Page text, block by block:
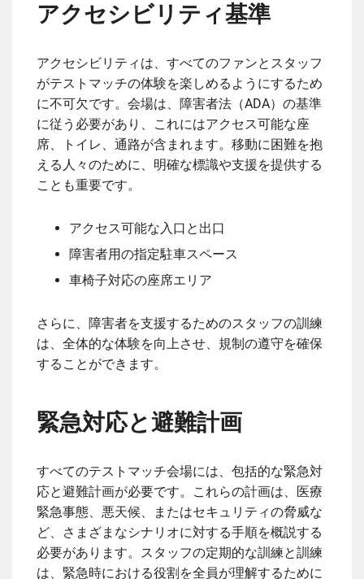
アクセシビリティ基準
アクセシビリティは、すべてのファンとスタッフ
がテストマッチの体験を楽しめるようにするため
に不可欠です。会場は、障害者法（ADA）の基準
に従う必要があり、これにはアクセス可能な座
席、トイレ、通路が含まれます。移動に困難を抱
える人々のために、明確な標識や支援を提供する
ことも重要です。
アクセス可能な入口と出口
障害者用の指定駐車スペース
車椅子対応の座席エリア
さらに、障害者を支援するためのスタッフの訓練
は、全体的な体験を向上させ、規制の遵守を確保
することができます。
緊急対応と避難計画
すべてのテストマッチ会場には、包括的な緊急対
応と避難計画が必要です。これらの計画は、医療
緊急事態、悪天候、またはセキュリティの脅威な
ど、さまざまなシナリオに対する手順を概説する
必要があります。スタッフの定期的な訓練と訓練
は、緊急時における役割を全員が理解するために